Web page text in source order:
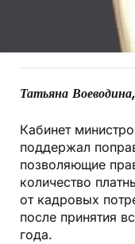
Татьяна Воеводина,
Кабинет
поддержал
позволяющие
количество
от кадровых
после принятия
года.